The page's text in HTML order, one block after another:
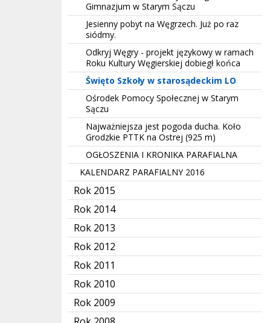
Gimnazjum w Starym Sączu
Jesienny pobyt na Węgrzech. Już po raz
siódmy.
Odkryj Węgry - projekt językowy w ramach
Roku Kultury Węgierskiej dobiegł końca
Święto Szkoły w starosądeckim LO
Ośrodek Pomocy Społecznej w Starym
Sączu
Najważniejsza jest pogoda ducha. Koło
Grodzkie PTTK na Ostrej (925 m)
OGŁOSZENIA I KRONIKA PARAFIALNA
KALENDARZ PARAFIALNY 2016
Rok 2015
Rok 2014
Rok 2013
Rok 2012
Rok 2011
Rok 2010
Rok 2009